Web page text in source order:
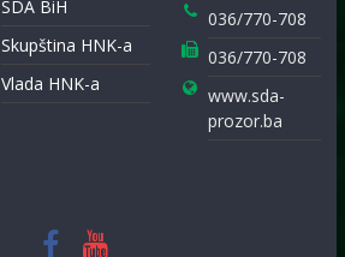
SDA BiH
Skupština HNK-a
Vlada HNK-a
036/770-708
036/770-708
www.sda-
prozor.ba